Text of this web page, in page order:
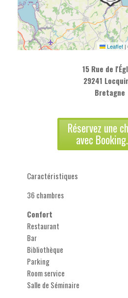
Leaflet |
15 Rue de
29241
Bretagne
Réservez une
avec
Caractéristiques
36 chambres
Confort
Restaurant
Bar
Bibliothèque
Parking
Room service
Salle de Séminaire